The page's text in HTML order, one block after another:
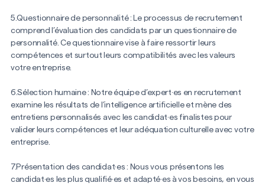
5.Questionnaire de personnalité : Le processus de recrutement
comprend l’évaluation des candidats par un questionnaire de
personnalité. Ce questionnaire vise à faire ressortir leurs
compétences et surtout leurs compatibilités avec les valeurs
votre entreprise.
6.Sélection humaine : Notre équipe d’expert·es en recrutement
examine les résultats de l’intelligence artificielle et mène des
entretiens personnalisés avec les candidat·es finalistes pour
valider leurs compétences et leur adéquation culturelle avec votre
entreprise.
7.Présentation des candidat·es : Nous vous présentons les
candidat·es les plus qualifié·es et adapté·es à vos besoins, en vous